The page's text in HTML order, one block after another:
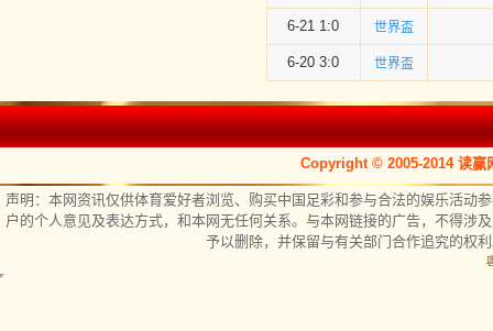
6-21 1:0 世界盃
6-20 3:0 世界盃
Copyright © 2005-2014 读
声明：本网资讯仅供体育爱好者浏览、购买中国足彩和参与合法的娱乐活动
户的个人意见及表达方式，和本网无任何关系。与本网链接的广告，不得涉
予以删除，并保留与有关部门合作追究的权